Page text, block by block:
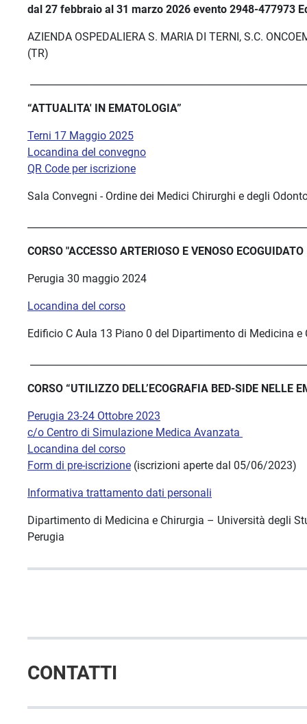
dal 27 febbraio al 31 marzo 2026 evento 2948-477973
AZIENDA OSPEDALIERA S. MARIA DI TERNI, S.C.
(TR)
“ATTUALITA' IN EMATOLOGIA”
Terni 17 Maggio 2025
Locandina del convegno
QR Code per iscrizione
Sala Convegni - Ordine dei Medici Chirurghi e degli
CORSO "ACCESSO ARTERIOSO E VENOSO
Perugia 30 maggio 2024
Locandina del corso
Edificio C Aula 13 Piano 0 del Dipartimento di Medicina
CORSO “UTILIZZO DELL’ECOGRAFIA BED-SIDE NELLE
Perugia 23-24 Ottobre 2023
c/o Centro di Simulazione Medica Avanzata
Locandina del corso
Form di pre-iscrizione (iscrizioni aperte dal 05/06/2023)
Informativa trattamento dati personali
Dipartimento di Medicina e Chirurgia – Università degli
Perugia
CONTATTI